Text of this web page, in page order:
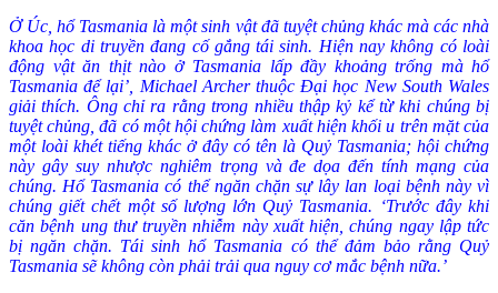
Ở Úc, hổ Tasmania là một sinh vật đã tuyệt chủng khác mà các nhà
khoa học di truyền đang cố gắng tái sinh. Hiện nay không có loài
động vật ăn thịt nào ở Tasmania lấp đầy khoảng trống mà hổ
Tasmania để lại’, Michael Archer thuộc Đại học New South Wales
giải thích. Ông chỉ ra rằng trong nhiều thập kỷ kể từ khi chúng bị
tuyệt chủng, đã có một hội chứng làm xuất hiện khối u trên mặt của
một loài khét tiếng khác ở đây có tên là Quỷ Tasmania; hội chứng
này gây suy nhược nghiêm trọng và đe dọa đến tính mạng của
chúng. Hổ Tasmania có thể ngăn chặn sự lây lan loại bệnh này vì
chúng giết chết một số lượng lớn Quỷ Tasmania. ‘Trước đây khi
căn bệnh ung thư truyền nhiễm này xuất hiện, chúng ngay lập tức
bị ngăn chặn. Tái sinh hổ Tasmania có thể đảm bảo rằng Quỷ
Tasmania sẽ không còn phải trải qua nguy cơ mắc bệnh nữa.’